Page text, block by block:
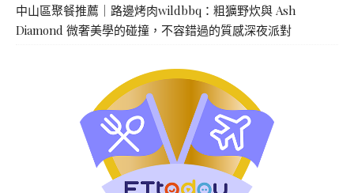
中山區聚餐推薦｜路邊烤肉wildbbq：粗獷野炊與 Ash
Diamond 微奢美學的碰撞，不容錯過的質感深夜派對